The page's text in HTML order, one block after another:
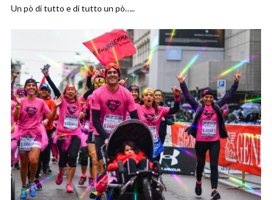
Un pò di tutto e di tutto un pò…..